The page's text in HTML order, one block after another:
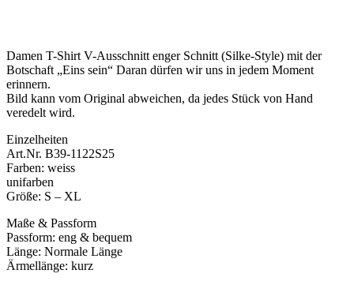
Damen T-Shirt V-Ausschnitt enger Schnitt (Silke-Style) mit der
Botschaft „Eins sein“ Daran dürfen wir uns in jedem Moment
erinnern.
Bild kann vom Original abweichen, da jedes Stück von Hand
veredelt wird.
Einzelheiten
Art.Nr. B39-1122S25
Farben: weiss
unifarben
Größe: S – XL
Maße & Passform
Passform: eng & bequem
Länge: Normale Länge
Ärmellänge: kurz